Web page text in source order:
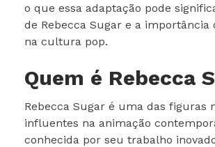
o que essa adaptação pode
de Rebecca Sugar e a importância
na cultura pop.
Quem é Rebecca
Rebecca Sugar é uma das figuras
influentes na animação
conhecida por seu trabalho